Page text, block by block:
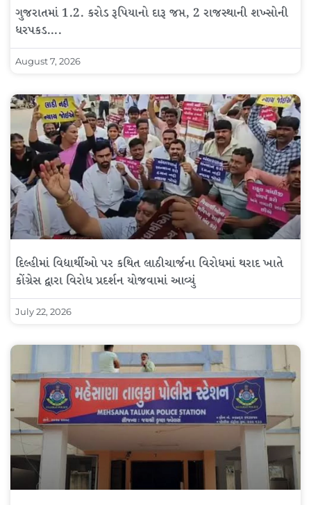
ગુજરાતમાં 1.2. કરોડ રૂપિયાનો દારૂ જપ્ત, 2 રાજસ્થાની શખ્સોની
ધરપકડ….
August 7, 2026
દિલ્હીમાં વિદ્યાર્થીઓ પર કથિત લાઠીચાર્જના વિરોધમાં થરાદ ખાતે
કોંગ્રેસ દ્વારા વિરોધ પ્રદર્શન યોજવામાં આવ્યું
July 22, 2026